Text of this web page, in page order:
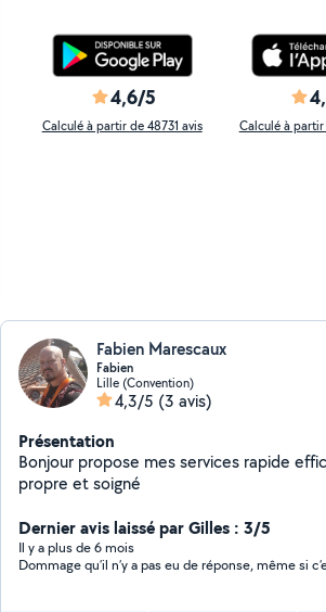
4,6/5
Calculé à partir de 48731 avis Calculé à
Fabien Marescaux
Fabien
Lille (Convention)
4,3/5 (3 avis)
Présentation
Bonjour propose mes services rapide
propre et soigné
Dernier avis laissé par Gilles : 3/5
Il y a plus de 6 mois
Dommage qu’il n’y a pas eu de réponse, même si